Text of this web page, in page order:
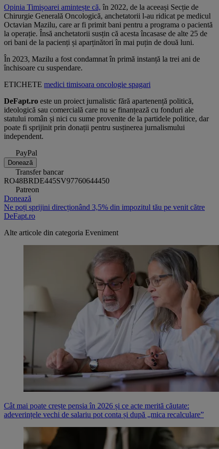
Opinia Timișoarei amintește că, în 2022, de la aceeași Secție de
Chirurgie Generală Oncologică, anchetatorii l-au ridicat pe medicul
Octavian Mazilu, care ar fi primit bani pentru a programa o pacientă
la operație. Însă anchetatorii susțin că acesta încasase de alte 25 de
ori bani de la pacienți și aparținători în mai puțin de două luni.
În 2023, Mazilu a fost condamnat în primă instanță la trei ani de
închisoare cu suspendare.
ETICHETE medici timisoara oncologie spagari
DeFapt.ro este un proiect jurnalistic fără apartenență politică,
ideologică sau comercială care nu se finanțează cu fonduri ale
statului român și nici cu sume provenite de la partidele politice, dar
poate fi sprijinit prin donații pentru susținerea jurnalismului
independent.
PayPal
Donează
Transfer bancar
RO48BRDE445SV97760644450
Patreon
Donează
Ne poți sprijini direcționând 3,5% din impozitul tău pe venit către
DeFapt.ro
Alte articole din categoria Eveniment
Cât mai poate crește pensia în 2026 și ce acte merită căutate:
adeverințele vechi de salariu pot conta și după „mica recalculare”